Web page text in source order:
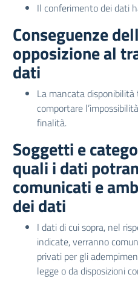
Il conferimento dei dati
Conseguenze
opposizione al
dati
La mancata
comportare
finalità.
Soggetti e
quali i dati
comunicati e
dei dati
I dati di cui sopra, nel
indicate, verranno
privati per gli
legge o da disposizioni